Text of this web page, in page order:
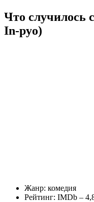
Что случилось
In-pyo)
Жанр: комедия
Рейтинг: IMDb –